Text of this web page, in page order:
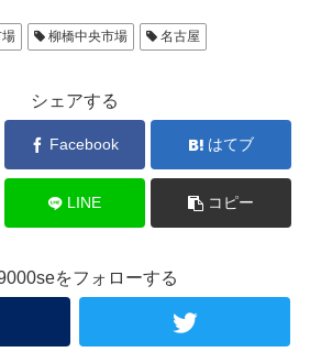
柳橋中央市場 名古屋
シェアする
Facebook はてブ
LINE コピー
をフォローする